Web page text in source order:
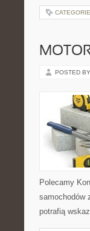
POSTED
Polecamy
samochodów
potrafią